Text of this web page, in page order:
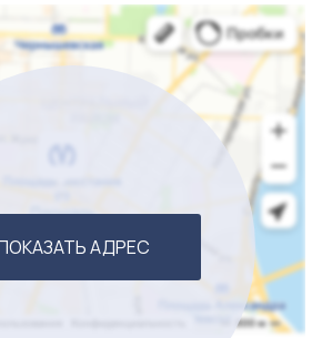
земельный участок 48 Га в
дом, хозяйственные
сельскохозяйственное
список
запросу), поголовье коз, коров,
экзотические породы).
АДРЕС